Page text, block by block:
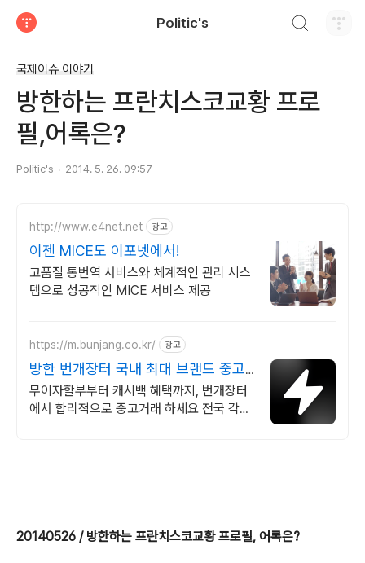
Politic's
국제이슈 이야기
방한하는 프란치스코교황 프로
필,어록은?
Politic's 2014. 5. 26. 09:57
http://www.e4net.net 광고
이젠 MICE도 이포넷에서!
고품질 통번역 서비스와 체계적인 관리 시스
템으로 성공적인 MICE 서비스 제공
https://m.bunjang.co.kr/ 광고
방한 번개장터 국내 최대 브랜드 중고
거래
무이자할부부터 캐시백 혜택까지, 번개장터
에서 합리적으로 중고거래 하세요 전국 각지
20140526 / 방한하는 프란치스코교황 프로필, 어록은?